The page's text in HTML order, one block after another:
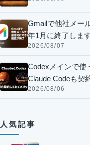
Gmailで他社メー
年1月に終了しま
2026/08/07
Codexメインで使
Claude Codeも契
2026/08/06
人気記事